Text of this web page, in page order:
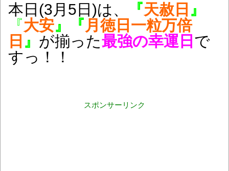
本日(3月5日)は 、 『天赦日 』
『大安』『 月徳日一粒万倍
日 』 が揃った最強の幸運日 で
すっ！！
スポンサーリンク